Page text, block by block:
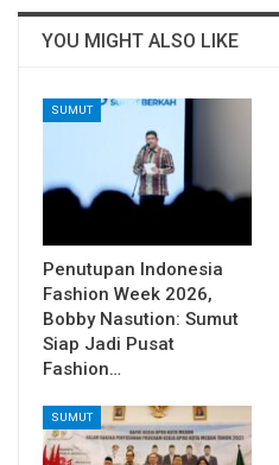
YOU MIGHT ALSO LIKE
SUMUT
Penutupan Indonesia
Fashion Week 2026,
Bobby Nasution: Sumut
Siap Jadi Pusat
Fashion…
SUMUT